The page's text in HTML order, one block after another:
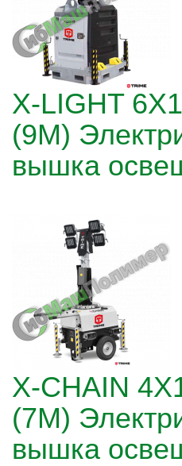
X-LIGHT
(9М)
вышка
X-CHAIN
(7М)
вышка